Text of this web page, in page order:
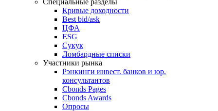
Кривые доходности
Best bid/ask
ЦФА
ESG
Сукук
Ломбардные списки
Участники рынка
Рэнкинги инвест. банков и юр.
консультантов
Cbonds Pages
Cbonds Awards
Опросы